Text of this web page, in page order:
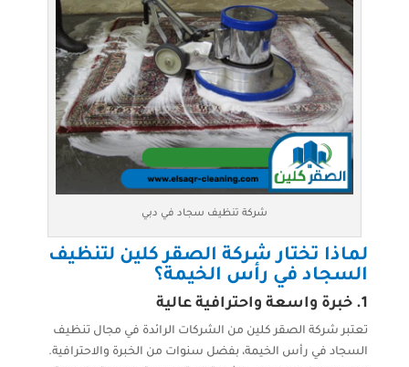
شركة تنظيف سجاد في دبي
لماذا تختار شركة الصقر كلين لتنظيف
السجاد في رأس الخيمة؟
1. خبرة واسعة واحترافية عالية
تعتبر شركة الصقر كلين من الشركات الرائدة في مجال تنظيف
السجاد في رأس الخيمة، بفضل سنوات من الخبرة والاحترافية.